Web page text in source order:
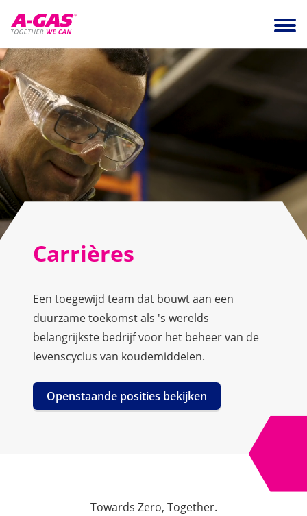
Carrières
Een toegewijd team dat bouwt aan een
duurzame toekomst als 's werelds
belangrijkste bedrijf voor het beheer van de
levenscyclus van koudemiddelen.
Openstaande posities bekijken
Towards Zero, Together.